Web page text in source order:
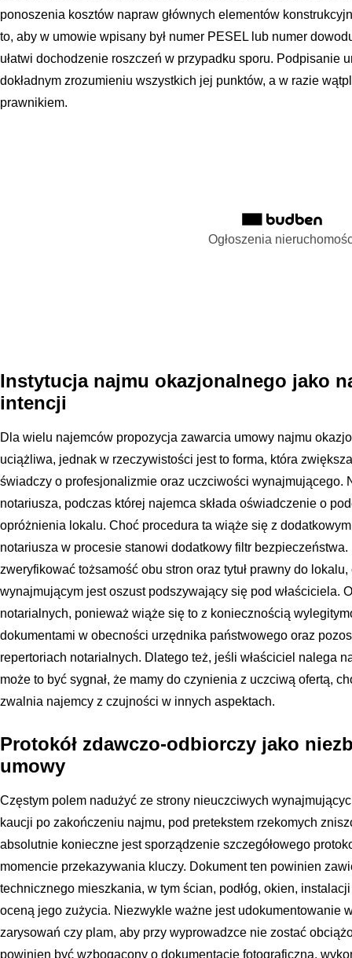
ponoszenia kosztów napraw głównych elementów
to, aby w umowie wpisany był numer PESEL lub numer
ułatwi dochodzenie roszczeń w przypadku sporu. Podpisanie
dokładnym zrozumieniu wszystkich jej punktów, a w razie
prawnikiem.
Ogłoszenia
Instytucja najmu okazjonalnego jako
intencji
Dla wielu najemców propozycja zawarcia umowy najmu
uciążliwa, jednak w rzeczywistości jest to forma, która
świadczy o profesjonalizmie oraz uczciwości wynajmującego.
notariusza, podczas której najemca składa oświadczenie o
opróżnienia lokalu. Choć procedura ta wiąże się z
notariusza w procesie stanowi dodatkowy filtr
zweryfikować tożsamość obu stron oraz tytuł prawny do
wynajmującym jest oszust podszywający się pod właściciela.
notarialnych, ponieważ wiąże się to z koniecznością
dokumentami w obecności urzędnika państwowego oraz
repertoriach notarialnych. Dlatego też, jeśli właściciel nalega
może to być sygnał, że mamy do czynienia z uczciwą ofertą,
zwalnia najemcy z czujności w innych aspektach.
Protokół zdawczo-odbiorczy jako
umowy
Częstym polem nadużyć ze strony nieuczciwych
kaucji po zakończeniu najmu, pod pretekstem rzekomych
absolutnie konieczne jest sporządzenie szczegółowego
momencie przekazywania kluczy. Dokument ten powinien
technicznego mieszkania, w tym ścian, podłóg, okien,
oceną jego zużycia. Niezwykle ważne jest udokumentowanie
zarysowań czy plam, aby przy wyprowadzce nie zostać
powinien być wzbogacony o dokumentację fotograficzną,